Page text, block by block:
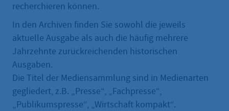
recherchieren können.
In den Archiven finden Sie sowohl die jeweils
aktuelle Ausgabe als auch die häufig mehrere
Jahrzehnte zurückreichenden historischen
Ausgaben.
Die Titel der Mediensammlung sind in Medienarten
gegliedert, z.B. „Presse“, „Fachpresse“,
„Publikumspresse“, „Wirtschaft kompakt“.